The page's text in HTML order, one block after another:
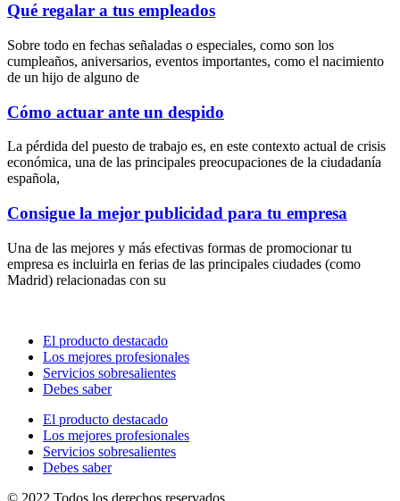
Qué regalar a tus empleados
Sobre todo en fechas señaladas o especiales, como son los
cumpleaños, aniversarios, eventos importantes, como el nacimiento
de un hijo de alguno de
Cómo actuar ante un despido
La pérdida del puesto de trabajo es, en este contexto actual de crisis
económica, una de las principales preocupaciones de la ciudadanía
española,
Consigue la mejor publicidad para tu empresa
Una de las mejores y más efectivas formas de promocionar tu
empresa es incluirla en ferias de las principales ciudades (como
Madrid) relacionadas con su
El producto destacado
Los mejores profesionales
Servicios sobresalientes
Debes saber
El producto destacado
Los mejores profesionales
Servicios sobresalientes
Debes saber
© 2022 Todos los derechos reservados